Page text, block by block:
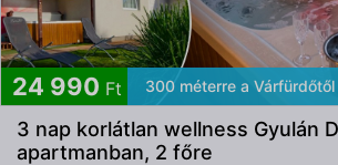
24 990 Ft 300 méterre a Várfürdőtől
3 nap korlátlan wellness Gyulán
apartmanban, 2 főre